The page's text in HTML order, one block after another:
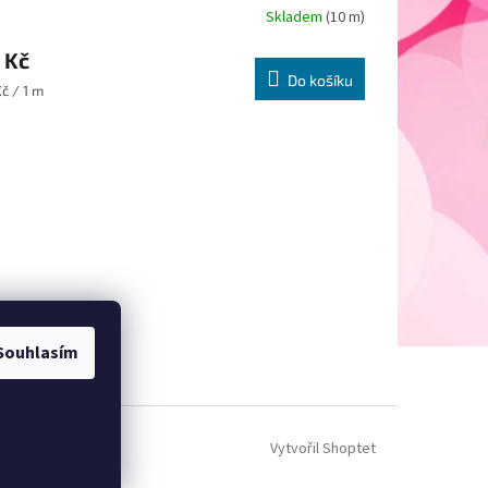
Skladem (10 m)
/ 1 m
Do košíku
Vytvořil Shoptet